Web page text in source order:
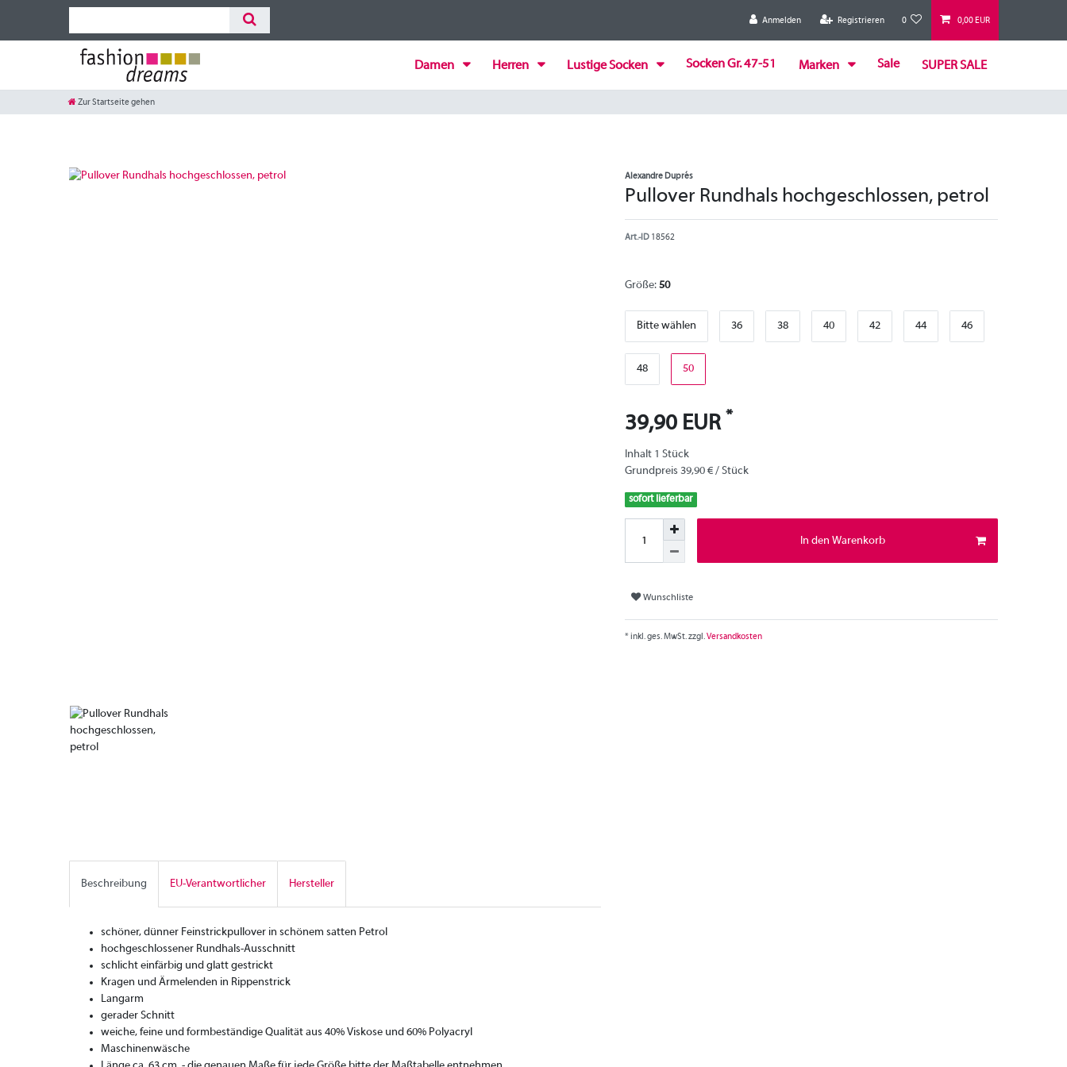
Anmelden Registrieren 0 0,00 EUR
Damen Herren Lustige Socken Socken Gr. 47-51 Marken Sale SUPER SALE
Zur Startseite gehen
Alexandre Duprés
Pullover Rundhals hochgeschlossen, petrol
Art.-ID 18562
Größe: 50
Bitte wählen 36 38 40 42 44 46
48 50
39,90 EUR *
Inhalt 1 Stück
Grundpreis 39,90 € / Stück
sofort lieferbar
In den Warenkorb
Wunschliste
* inkl. ges. MwSt. zzgl.Versandkosten
Beschreibung EU-Verantwortlicher Hersteller
schöner, dünner Feinstrickpullover in schönem satten Petrol
hochgeschlossener Rundhals-Ausschnitt
schlicht einfärbig und glatt gestrickt
Kragen und Ärmelenden in Rippenstrick
Langarm
gerader Schnitt
weiche, feine und formbeständige Qualität aus 40% Viskose und 60% Polyacryl
Maschinenwäsche